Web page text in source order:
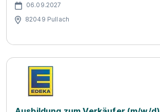
06.09.2027
82049 Pullach